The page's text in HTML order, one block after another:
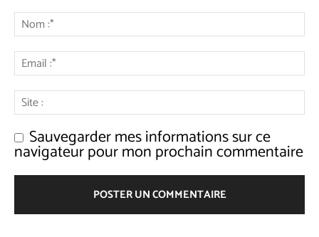
Sauvegarder mes informations sur ce
navigateur pour mon prochain commentaire